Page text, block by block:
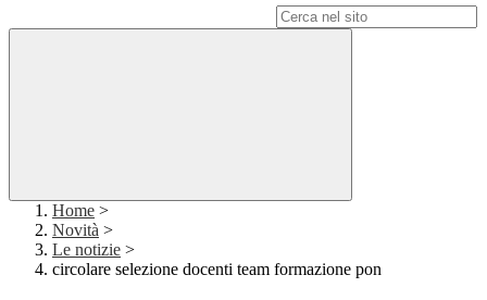
Home >
Novità >
Le notizie >
circolare selezione docenti team formazione pon